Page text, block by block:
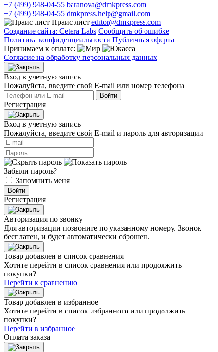
+7 (499) 948-04-55 baranova@dmkpress.com
+7 (499) 948-04-55 dmkpress.help@gmail.com
Прайс лист editor@dmkpress.com
Создание сайта: Cetera Labs Сообщить об ошибке
Политика конфиденциальности Публичная оферта
Принимаем к оплате:
Согласие на обработку персональных данных
Вход в учетную запись
Пожалуйста, введите свой E‑mail или номер телефона
Войти
Регистрация
Вход в учетную запись
Пожалуйста, введите свой E‑mail и пароль для авторизации
Забыли пароль?
Запомнить меня
Войти
Регистрация
Авторизация по звонку
Для авторизации позвоните по указанному номеру. Звонок
бесплатен, и будет автоматически сброшен.
Товар добавлен в список сравнения
Хотите перейти в список сравнения или продолжить
покупки?
Перейти к сравнению
Товар добавлен в избранное
Хотите перейти в список избранного или продолжить
покупки?
Перейти в избранное
Оплата заказа